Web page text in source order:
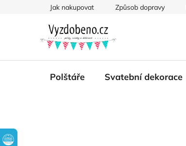
Jak nakupovat Způsob dopravy
Polštáře Svatební dekorace